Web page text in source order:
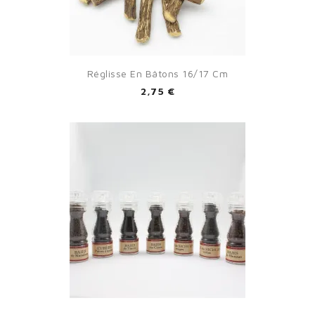
Réglisse En Bâtons 16/17 Cm
2,75 €